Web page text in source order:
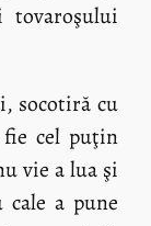
tovaroşului
socotiră cu
cel puţin
vie a lua şi
a pune